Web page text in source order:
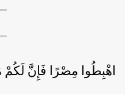
اهْبِطُوا مِصْرًا فَإِنَّ لَكُمْ